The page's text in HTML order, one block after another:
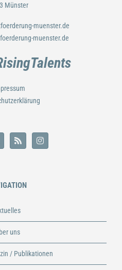
Münster
muenster.de
muenster.de
uns
/ Publikationen